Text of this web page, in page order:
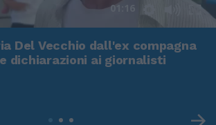
01:16
Del Vecchio dall'ex compagna
dichiarazioni ai giornalisti